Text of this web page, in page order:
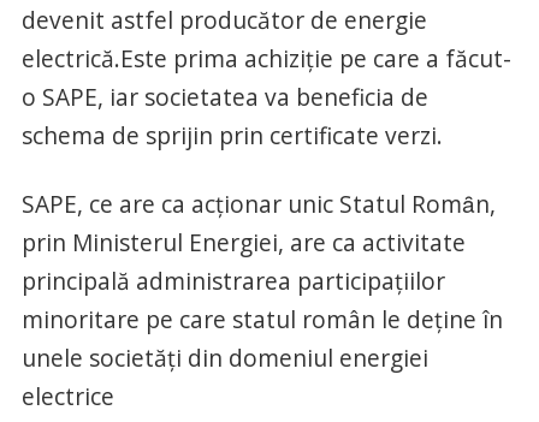
devenit astfel producător de energie
electrică.Este prima achiziţie pe care a făcut-
o SAPE, iar societatea va beneficia de
schema de sprijin prin certificate verzi.
SAPE, ce are ca acţionar unic Statul Romȃn,
prin Ministerul Energiei, are ca activitate
principală administrarea participațiilor
minoritare pe care statul român le deține în
unele societăți din domeniul energiei
electrice